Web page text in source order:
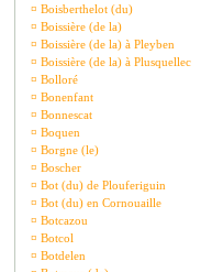
¤ Boisberthelot (du)
¤ Boissière (de la)
¤ Boissière (de la) à Pleyben
¤ Boissière (de la) à Plusquellec
¤ Bolloré
¤ Bonenfant
¤ Bonnescat
¤ Boquen
¤ Borgne (le)
¤ Boscher
¤ Bot (du) de Plouferiguin
¤ Bot (du) en Cornouaille
¤ Botcazou
¤ Botcol
¤ Botdelen